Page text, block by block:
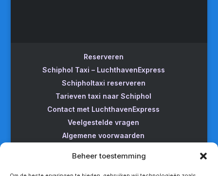
Beheer toestemming
Reserveren
Schiphol Taxi – LuchthavenExpress
Schipholtaxi reserveren
Tarieven taxi naar Schiphol
Contact met LuchthavenExpress
Veelgestelde vragen
Algemene voorwaarden